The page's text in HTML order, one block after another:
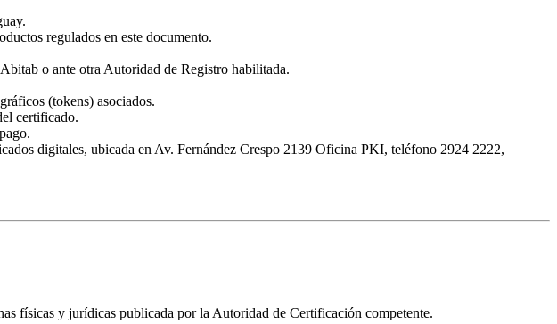
regulados en este documento.
o ante otra Autoridad de Registro habilitada.
(tokens) asociados.
certificado.
digitales, ubicada en Av. Fernández Crespo 2139 Oficina PKI, teléfono 2924 2222,
físicas y jurídicas publicada por la Autoridad de Certificación competente.